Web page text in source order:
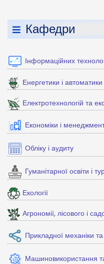
Кафедри
Інформаційних
Енергетики і автоматики
Електротехнологій та
Економіки і
Обліку і аудиту
Гуманітарної освіти і
Екології
Агрономії, лісового і
Прикладної механіки та
Машиновикористання